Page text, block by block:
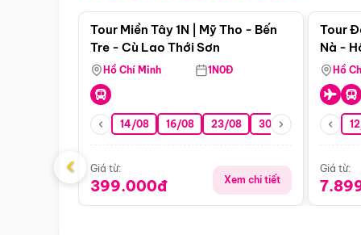
Tour Miền Tây 1N | Mỹ Tho - Bến
Tre - Cù Lao Thới Sơn
Hồ Chí Minh 1N0Đ
14/08 16/08 23/08 30/08 06/09
Giá từ:
399.000đ Xem chi tiết
Tour
Nà -
Nha
Hồ
Giá từ:
‹